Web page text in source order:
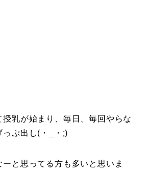
乳が始まり、毎日、毎回やらな
ぷ出し(・_・;)
と思ってる方も多いと思いま